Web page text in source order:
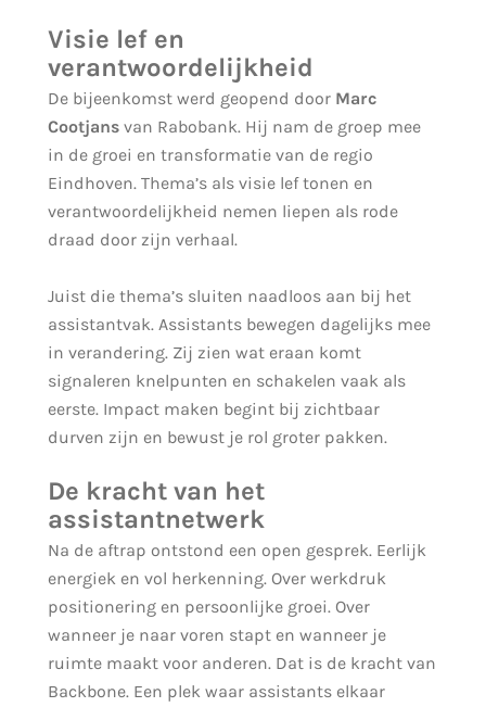
Visie lef en
verantwoordelijkheid
De bijeenkomst werd geopend door Marc
Cootjans van Rabobank. Hij nam de groep mee
in de groei en transformatie van de regio
Eindhoven. Thema’s als visie lef tonen en
verantwoordelijkheid nemen liepen als rode
draad door zijn verhaal.
Juist die thema’s sluiten naadloos aan bij het
assistantvak. Assistants bewegen dagelijks mee
in verandering. Zij zien wat eraan komt
signaleren knelpunten en schakelen vaak als
eerste. Impact maken begint bij zichtbaar
durven zijn en bewust je rol groter pakken.
De kracht van het
assistantnetwerk
Na de aftrap ontstond een open gesprek. Eerlijk
energiek en vol herkenning. Over werkdruk
positionering en persoonlijke groei. Over
wanneer je naar voren stapt en wanneer je
ruimte maakt voor anderen. Dat is de kracht van
Backbone. Een plek waar assistants elkaar